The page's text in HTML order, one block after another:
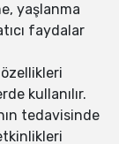
yaşlanma
faydalar
kullanılır.
tedavisinde